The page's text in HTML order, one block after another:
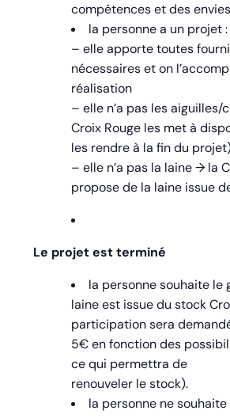
compétences et des envies
la personne a un projet :
– elle apporte toutes
nécessaires et on
réalisation
– elle n’a pas les
Croix Rouge les met à
les rendre à la fin du
– elle n’a pas la laine → la
propose de la laine issue
Le projet est terminé
la personne souhaite le
laine est issue du stock
participation sera
5€ en fonction des
ce qui permettra de
renouveler le stock).
la personne ne